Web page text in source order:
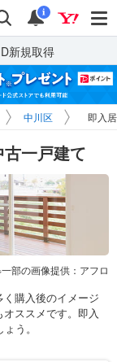
検索 通知
i
新規取得
中川区 即入
一戸建て
一部の画像提供：アフロ
購入後のイメージ
ススメです。即入
う。